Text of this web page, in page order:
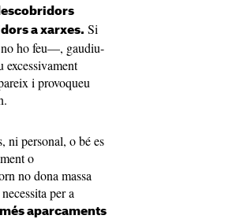
a xarxes. Si
ho feu—, gaudiu-
excessivament
i provoqueu
ni personal, o bé es
o
no dona massa
per a
aparcaments